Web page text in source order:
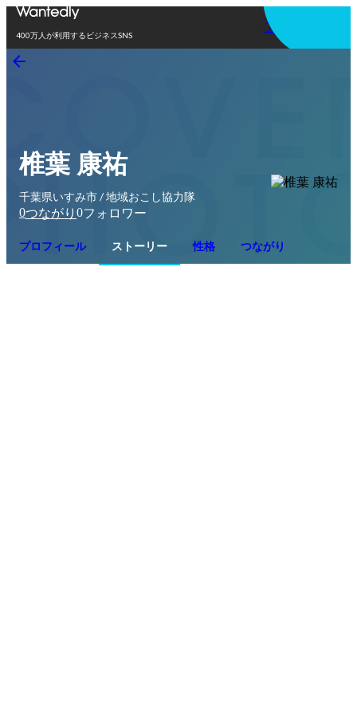
400万人が利用するビジネスSNS
アプリを使う
椎葉 康祐
千葉県いすみ市 / 地域おこし協力隊
0つながり 0フォロワー
プロフィール ストーリー 性格 つながり